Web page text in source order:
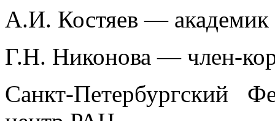
А.И. Костяев —
Г.Н. Никонова — член-
Санкт-Петербургский